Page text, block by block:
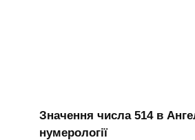
Значення числа 514 в
нумерології